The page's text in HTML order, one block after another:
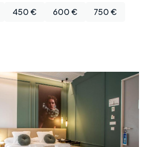
450 € 600 €
750 €